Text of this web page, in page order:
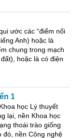
ước các “điểm nối
Anh) hoặc là
chung trong mạch
hoặc là có điện
1
học Lý thuyết
lại, nền Khoa học
thoái trào giống
đó, nền Công nghệ